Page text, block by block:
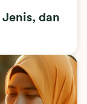
dan